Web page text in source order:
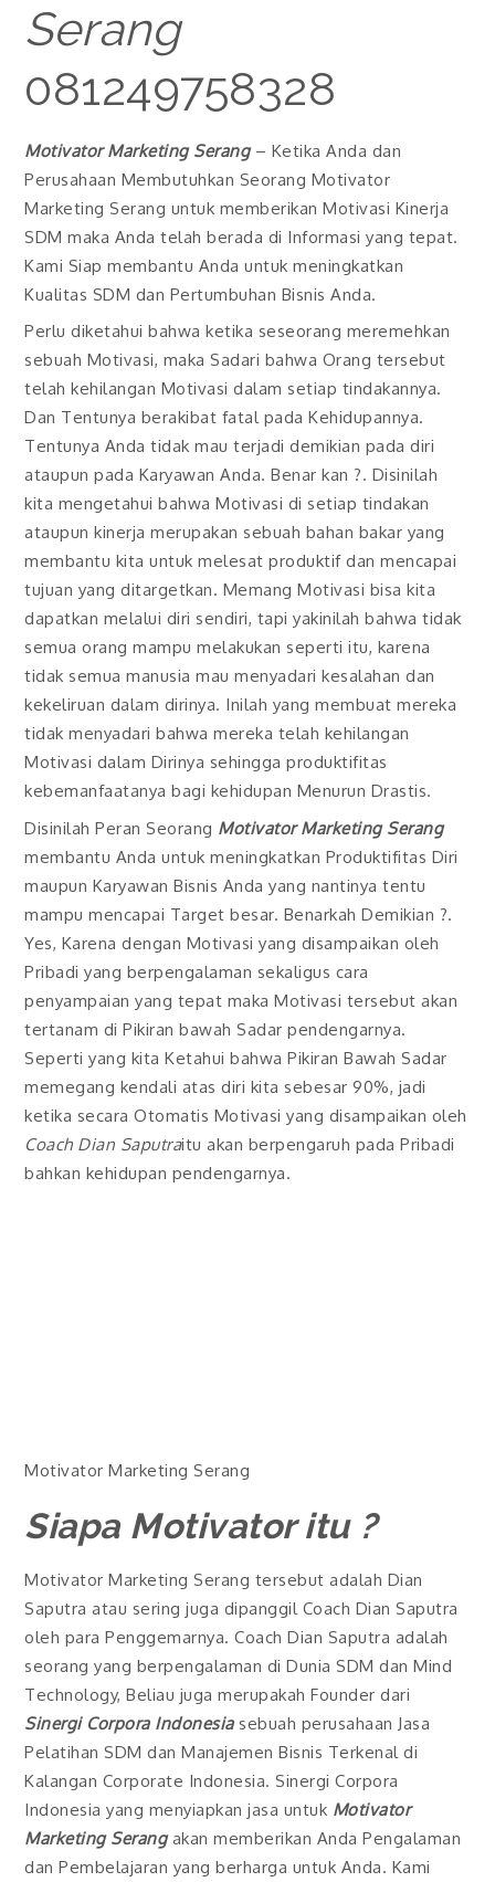
Serang
081249758328
Motivator Marketing Serang– Ketika Anda dan
Perusahaan Membutuhkan Seorang Motivator
Marketing Serang untuk memberikan Motivasi Kinerja
SDM maka Anda telah berada di Informasi yang tepat.
Kami Siap membantu Anda untuk meningkatkan
Kualitas SDM dan Pertumbuhan Bisnis Anda.
Perlu diketahui bahwa ketika seseorang meremehkan
sebuah Motivasi, maka Sadari bahwa Orang tersebut
telah kehilangan Motivasi dalam setiap tindakannya.
Dan Tentunya berakibat fatal pada Kehidupannya.
Tentunya Anda tidak mau terjadi demikian pada diri
ataupun pada Karyawan Anda. Benar kan ?. Disinilah
kita mengetahui bahwa Motivasi di setiap tindakan
ataupun kinerja merupakan sebuah bahan bakar yang
membantu kita untuk melesat produktif dan mencapai
tujuan yang ditargetkan. Memang Motivasi bisa kita
dapatkan melalui diri sendiri, tapi yakinilah bahwa tidak
semua orang mampu melakukan seperti itu, karena
tidak semua manusia mau menyadari kesalahan dan
kekeliruan dalam dirinya. Inilah yang membuat mereka
tidak menyadari bahwa mereka telah kehilangan
Motivasi dalam Dirinya sehingga produktifitas
kebemanfaatanya bagi kehidupan Menurun Drastis.
Disinilah Peran Seorang Motivator Marketing Serang
membantu Anda untuk meningkatkan Produktifitas Diri
maupun Karyawan Bisnis Anda yang nantinya tentu
mampu mencapai Target besar. Benarkah Demikian ?.
Yes, Karena dengan Motivasi yang disampaikan oleh
Pribadi yang berpengalaman sekaligus cara
penyampaian yang tepat maka Motivasi tersebut akan
tertanam di Pikiran bawah Sadar pendengarnya.
Seperti yang kita Ketahui bahwa Pikiran Bawah Sadar
memegang kendali atas diri kita sebesar 90%, jadi
ketika secara Otomatis Motivasi yang disampaikan oleh
Coach Dian Saputraitu akan berpengaruh pada Pribadi
bahkan kehidupan pendengarnya.
Motivator Marketing Serang
Siapa Motivator itu ?
Motivator Marketing Serang tersebut adalah Dian
Saputra atau sering juga dipanggil Coach Dian Saputra
oleh para Penggemarnya. Coach Dian Saputra adalah
seorang yang berpengalaman di Dunia SDM dan Mind
Technology, Beliau juga merupakah Founder dari
Sinergi Corpora Indonesiasebuah perusahaan Jasa
Pelatihan SDM dan Manajemen Bisnis Terkenal di
Kalangan Corporate Indonesia. Sinergi Corpora
Indonesia yang menyiapkan jasa untuk Motivator
Marketing Serangakan memberikan Anda Pengalaman
dan Pembelajaran yang berharga untuk Anda. Kami